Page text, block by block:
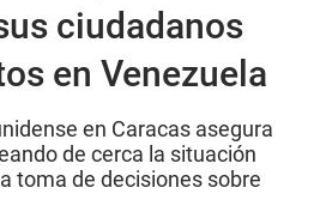
ciudadanos
en Venezuela
en Caracas asegura
de cerca la situación
toma de decisiones sobre